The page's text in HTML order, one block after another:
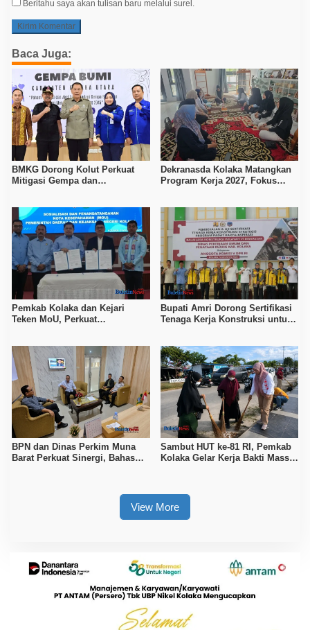
Beritahu saya akan tulisan baru melalui surel.
Baca Juga:
BMKG Dorong Kolut Perkuat
Mitigasi Gempa dan
Dekranasda Kolaka Matangkan
Program Kerja 2027, Fokus
Pemkab Kolaka dan Kejari
Teken MoU, Perkuat
Bupati Amri Dorong Sertifikasi
Tenaga Kerja Konstruksi untuk
BPN dan Dinas Perkim Muna
Barat Perkuat Sinergi, Bahas
Sambut HUT ke-81 RI, Pemkab
Kolaka Gelar Kerja Bakti Massal
View More